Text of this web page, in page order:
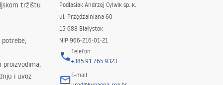
tržištu
potrebe,
i uvoz
Podlasiak Andrzej Cylwik sp. k.
ul. Przędzalniana 60
15-688 Białystok
NIP 966-216-01-21
Telefon
+385 91 765 9323
E-mail